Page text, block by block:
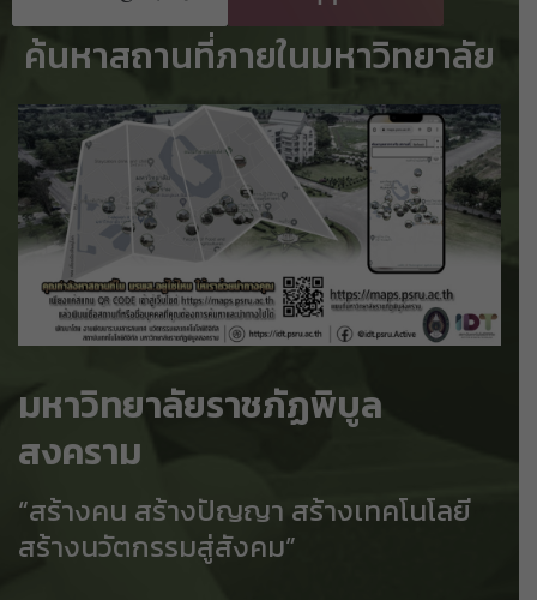
มหาวิทยาลัยราชภัฏพิบูล
สงคราม
“สร้างคน สร้างปัญญา สร้างเทคโนโลยี
สร้างนวัตกรรมสู่สังคม”
ค้นหาสถานที่ภายในมหาวิทยาลัย